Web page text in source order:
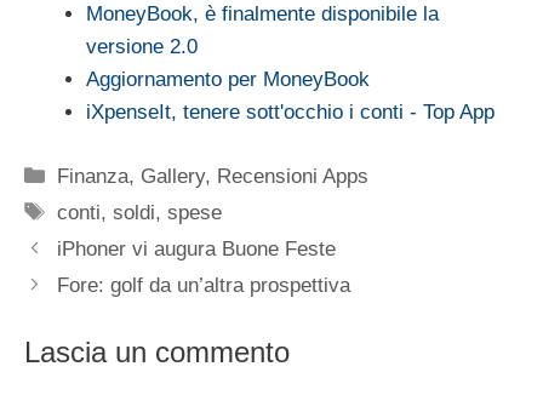
MoneyBook, è finalmente disponibile la
versione 2.0
Aggiornamento per MoneyBook
iXpenseIt, tenere sott'occhio i conti - Top App
Categorie
Finanza, Gallery, Recensioni Apps
Tag
conti,soldi,spese
iPhoner vi augura Buone Feste
Fore: golf da un’altra prospettiva
Lascia un commento